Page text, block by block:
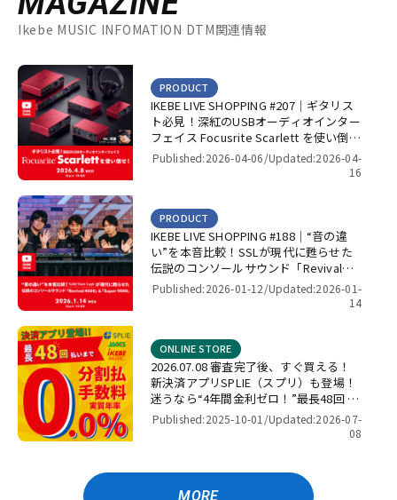
Ikebe MUSIC INFOMATION DTM関連情報
IKEBE LIVE SHOPPING #207｜ギタリス
ト必見！深紅のUSBオーディオインター
フェイス Focusrite Scarlett を使い倒
せ！【presented by パワーレック】
PRODUCT
Published:2026-04-06/Updated:2026-04-
16
IKEBE LIVE SHOPPING #188｜“音の違
い”を本音比較！SSLが現代に甦らせた
伝説のコンソールサウンド「Revival
4000」＆「Super 9000」【presented
PRODUCT
Published:2026-01-12/Updated:2026-01-
14
2026.07.08 審査完了後、すぐ買える！
新決済アプリSPLIE（スプリ）も登場！
迷うなら“4年間金利ゼロ！”最長48回 無
金利キャンペーン
ONLINE STORE
Published:2025-10-01/Updated:2026-07-
08
MORE